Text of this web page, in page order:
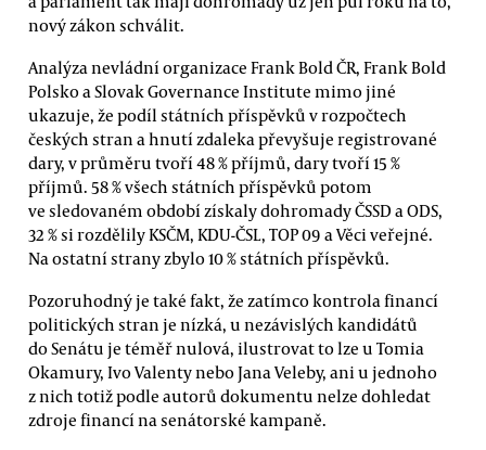
nový zákon schválit.
Analýza nevládní organizace Frank Bold ČR, Frank Bold
Polsko a Slovak Governance Institute mimo jiné
ukazuje, že podíl státních příspěvků v rozpočtech
českých stran a hnutí zdaleka převyšuje registrované
dary, v průměru tvoří 48 % příjmů, dary tvoří 15 %
příjmů. 58 % všech státních příspěvků potom
ve sledovaném období získaly dohromady ČSSD a ODS,
32 % si rozdělily KSČM, KDU-ČSL, TOP 09 a Věci veřejné.
Na ostatní strany zbylo 10 % státních příspěvků.
Pozoruhodný je také fakt, že zatímco kontrola financí
politických stran je nízká, u nezávislých kandidátů
do Senátu je téměř nulová, ilustrovat to lze u Tomia
Okamury, Ivo Valenty nebo Jana Veleby, ani u jednoho
z nich totiž podle autorů dokumentu nelze dohledat
zdroje financí na senátorské kampaně.